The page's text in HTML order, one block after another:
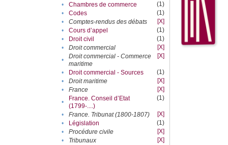
•
Chambres de commerce
(1)
•
Codes
(1)
•
Comptes-rendus des débats
[X]
•
Cours d’appel
(1)
•
Droit civil
(1)
•
Droit commercial
[X]
•
Droit commercial - Commerce
maritime
[X]
• Droit commercial - Sources
(1)
•
Droit maritime
[X]
•
France
[X]
•
France. Conseil d’Etat
(1799-....)
(1)
• France. Tribunat (1800-1807)
[X]
•
Législation
(1)
•
Procédure civile
[X]
•
Tribunaux
[X]